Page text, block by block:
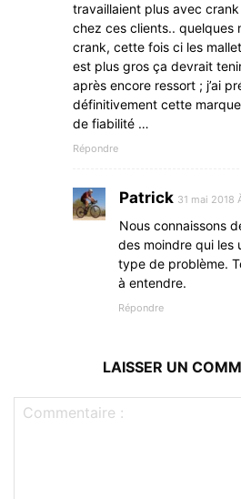
travaillaient plus avec
chez ces clients.. quelques
crank, cette fois ci les
est plus gros ça devrait
après encore ressort ; j’ai
définitivement cette
de fiabilité …
Répondre
Patrick 31 mai 2018
Nous connaissons
des moindre qui les
type de problème.
à entendre.
Répondre
LAISSER UN